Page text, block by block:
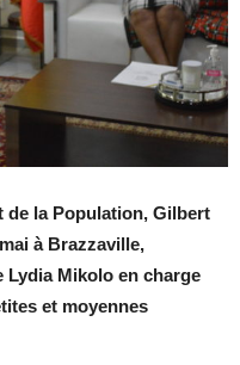
de la Population, Gilbert
à Brazzaville,
Lydia Mikolo en charge
et moyennes